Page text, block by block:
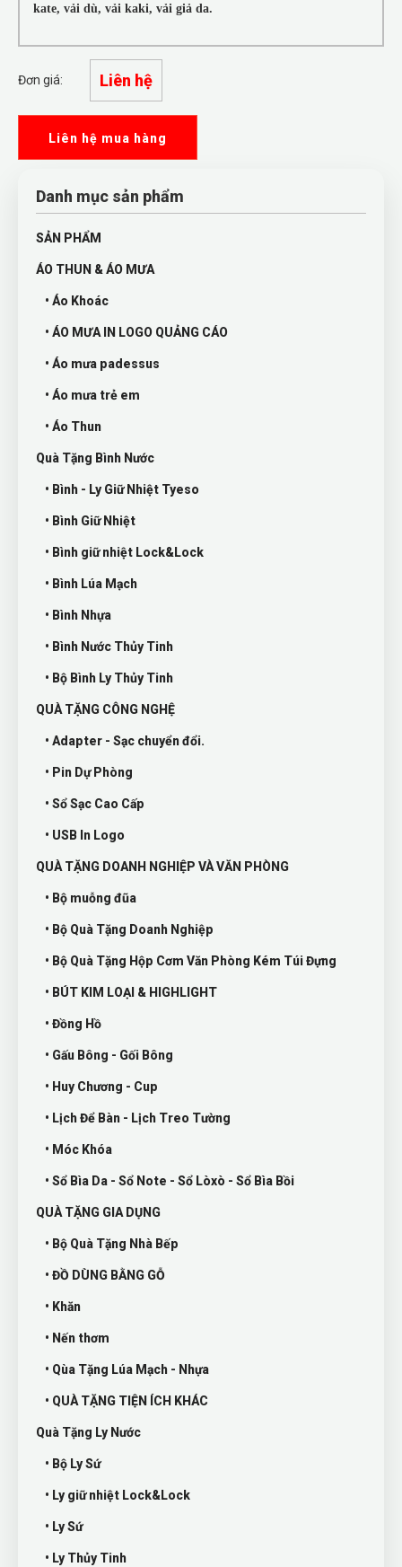
kate, vải dù, vải kaki, vải giả da.
Đơn giá: Liên hệ
Liên hệ mua hàng
Danh mục sản phẩm
SẢN PHẨM
ÁO THUN & ÁO MƯA
• Áo Khoác
• ÁO MƯA IN LOGO QUẢNG CÁO
• Áo mưa padessus
• Áo mưa trẻ em
• Áo Thun
Quà Tặng Bình Nước
• Bình - Ly Giữ Nhiệt Tyeso
• Bình Giữ Nhiệt
• Bình giữ nhiệt Lock&Lock
• Bình Lúa Mạch
• Bình Nhựa
• Bình Nước Thủy Tinh
• Bộ Bình Ly Thủy Tinh
QUÀ TẶNG CÔNG NGHỆ
• Adapter - Sạc chuyển đổi.
• Pin Dự Phòng
• Sổ Sạc Cao Cấp
• USB In Logo
QUÀ TẶNG DOANH NGHIỆP VÀ VĂN PHÒNG
• Bộ muỗng đũa
• Bộ Quà Tặng Doanh Nghiệp
• Bộ Quà Tặng Hộp Cơm Văn Phòng Kém Túi Đựng
• BÚT KIM LOẠI & HIGHLIGHT
• Đồng Hồ
• Gấu Bông - Gối Bông
• Huy Chương - Cup
• Lịch Để Bàn - Lịch Treo Tường
• Móc Khóa
• Sổ Bìa Da - Sổ Note - Sổ Lòxò - Sổ Bìa Bồi
QUÀ TẶNG GIA DỤNG
• Bộ Quà Tặng Nhà Bếp
• ĐỒ DÙNG BẰNG GỖ
• Khăn
• Nến thơm
• Qùa Tặng Lúa Mạch - Nhựa
• QUÀ TẶNG TIỆN ÍCH KHÁC
Quà Tặng Ly Nước
• Bộ Ly Sứ
• Ly giữ nhiệt Lock&Lock
• Ly Sứ
• Ly Thủy Tinh